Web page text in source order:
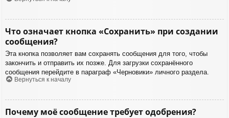
Что означает кнопка «Сохранить» при создании
сообщения?
Эта кнопка позволяет вам сохранять сообщения для того, чтобы
закончить и отправить их позже. Для загрузки сохранённого
сообщения перейдите в параграф «Черновики» личного раздела.
Вернуться к началу
Почему моё сообщение требует одобрения?